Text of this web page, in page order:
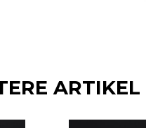
ARTIKEL